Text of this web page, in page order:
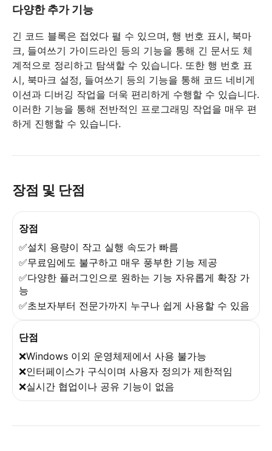
다양한 추가 기능
긴 코드 블록은 접었다 펼 수 있으며, 행 번호 표시, 북마
크, 들여쓰기 가이드라인 등의 기능을 통해 긴 문서도 체
계적으로 정리하고 탐색할 수 있습니다. 또한 행 번호 표
시, 북마크 설정, 들여쓰기 등의 기능을 통해 코드 네비게
이션과 디버깅 작업을 더욱 편리하게 수행할 수 있습니다.
이러한 기능을 통해 전반적인 프로그래밍 작업을 매우 편
하게 진행할 수 있습니다.
장점 및 단점
장점
✅설치 용량이 작고 실행 속도가 빠름
✅무료임에도 불구하고 매우 풍부한 기능 제공
✅다양한 플러그인으로 원하는 기능 자유롭게 확장 가
능
✅초보자부터 전문가까지 누구나 쉽게 사용할 수 있음
단점
❌Windows 이외 운영체제에서 사용 불가능
❌인터페이스가 구식이며 사용자 정의가 제한적임
❌실시간 협업이나 공유 기능이 없음